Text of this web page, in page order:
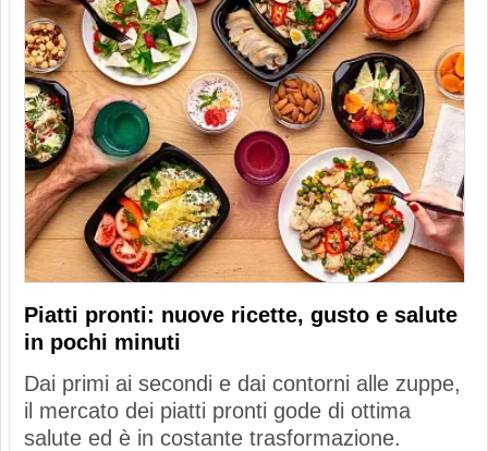
Piatti pronti: nuove ricette, gusto e salute
in pochi minuti
Dai primi ai secondi e dai contorni alle zuppe,
il mercato dei piatti pronti gode di ottima
salute ed è in costante trasformazione.